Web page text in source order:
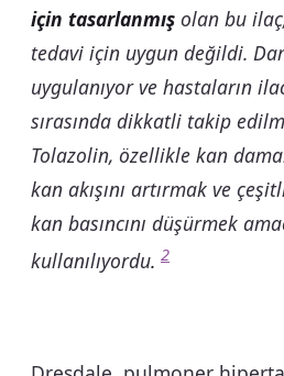
için tasarlanmış olan bu
tedavi için uygun değildi.
uygulanıyor ve hastaların
sırasında dikkatli takip
Tolazolin, özellikle kan
kan akışını artırmak ve
kan basıncını düşürmek
kullanılıyordu. 2